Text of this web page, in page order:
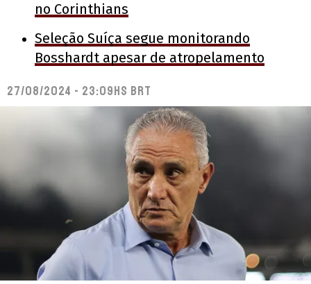
no Corinthians
Seleção Suíça segue monitorando
Bosshardt apesar de atropelamento
27/08/2024 - 23:09hs BRT